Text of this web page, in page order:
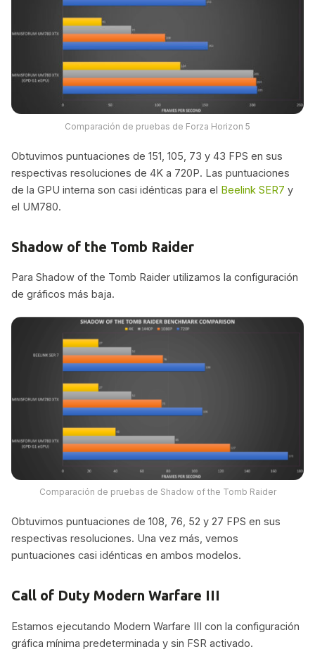
Comparación de pruebas de Forza Horizon 5
Obtuvimos puntuaciones de 151, 105, 73 y 43 FPS en sus
respectivas resoluciones de 4K a 720P. Las puntuaciones
de la GPU interna son casi idénticas para el Beelink SER7 y
el UM780.
Shadow of the Tomb Raider
Para Shadow of the Tomb Raider utilizamos la configuración
de gráficos más baja.
Comparación de pruebas de Shadow of the Tomb Raider
Obtuvimos puntuaciones de 108, 76, 52 y 27 FPS en sus
respectivas resoluciones. Una vez más, vemos
puntuaciones casi idénticas en ambos modelos.
Call of Duty Modern Warfare III
Estamos ejecutando Modern Warfare III con la configuración
gráfica mínima predeterminada y sin FSR activado.